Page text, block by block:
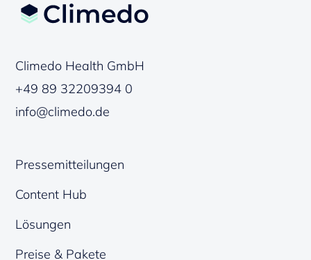
Climedo Health GmbH
+49 89 32209394 0
info@climedo.de
Pressemitteilungen
Content Hub
Lösungen
Preise & Pakete